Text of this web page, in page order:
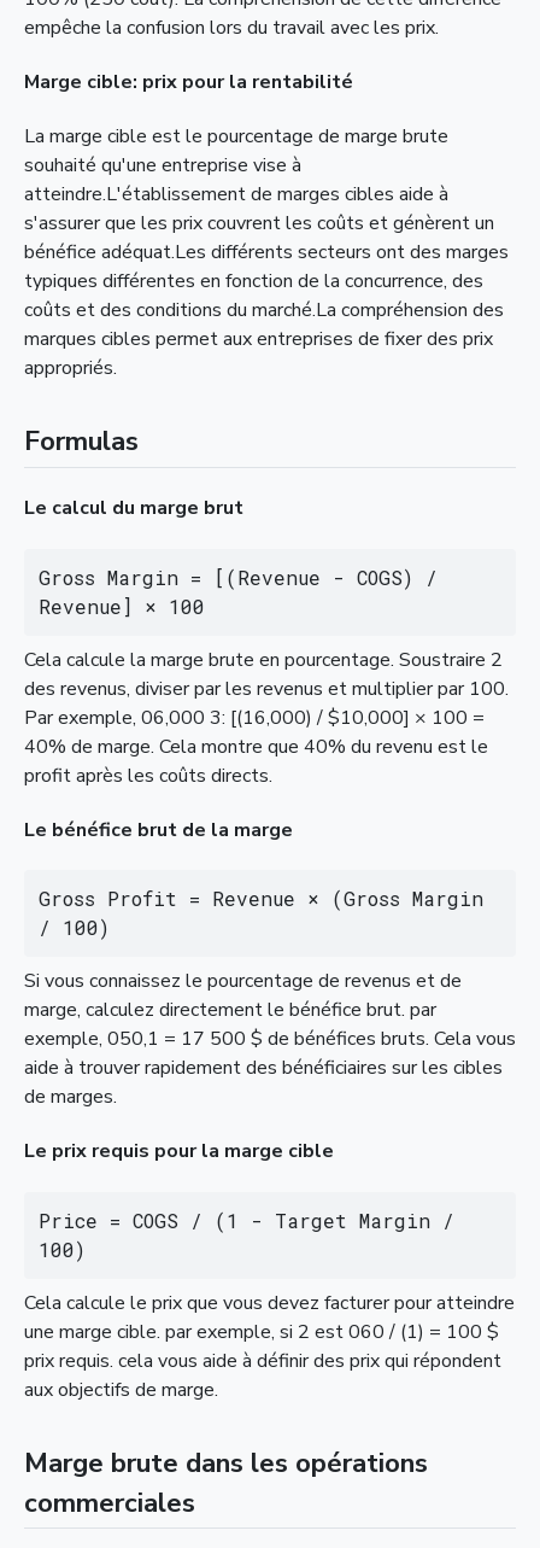
empêche la confusion lors du travail avec les prix.
Marge cible: prix pour la rentabilité
La marge cible est le pourcentage de marge brute
souhaité qu'une entreprise vise à
atteindre.L'établissement de marges cibles aide à
s'assurer que les prix couvrent les coûts et génèrent un
bénéfice adéquat.Les différents secteurs ont des marges
typiques différentes en fonction de la concurrence, des
coûts et des conditions du marché.La compréhension des
marques cibles permet aux entreprises de fixer des prix
appropriés.
Formulas
Le calcul du marge brut
Gross Margin = [(Revenue - COGS) /
Revenue] × 100
Cela calcule la marge brute en pourcentage. Soustraire 2
des revenus, diviser par les revenus et multiplier par 100.
Par exemple, 06,000 3: [(16,000) / $10,000] × 100 =
40% de marge. Cela montre que 40% du revenu est le
profit après les coûts directs.
Le bénéfice brut de la marge
Gross Profit = Revenue × (Gross Margin
/ 100)
Si vous connaissez le pourcentage de revenus et de
marge, calculez directement le bénéfice brut. par
exemple, 050,1 = 17 500 $ de bénéfices bruts. Cela vous
aide à trouver rapidement des bénéficiaires sur les cibles
de marges.
Le prix requis pour la marge cible
Price = COGS / (1 - Target Margin /
100)
Cela calcule le prix que vous devez facturer pour atteindre
une marge cible. par exemple, si 2 est 060 / (1) = 100 $
prix requis. cela vous aide à définir des prix qui répondent
aux objectifs de marge.
Marge brute dans les opérations
commerciales